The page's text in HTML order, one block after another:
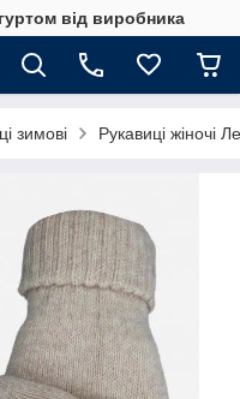
від виробника
зимові Рукавиці жіночі